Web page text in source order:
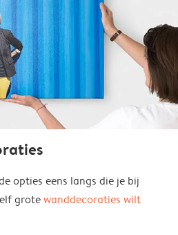
opties eens langs die je bij
grotewanddecoraties wilt